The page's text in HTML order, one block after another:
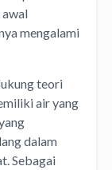
awal
mengalami
teori
air yang
dalam
Sebagai